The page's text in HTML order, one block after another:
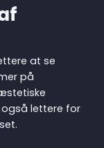
at se
på
lettere for